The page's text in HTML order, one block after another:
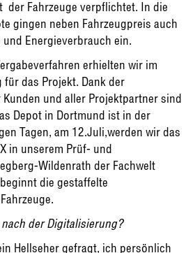
der Fahrzeuge verpflichtet. In die
gingen neben Fahrzeugpreis auch
Energieverbrauch ein.
erhielten wir im
für das Projekt. Dank der
und aller Projektpartner sind
Depot in Dortmund ist in der
Tagen, am 12.Juli,werden wir das
in unserem Prüf- und
Wildenrath der Fachwelt
die gestaffelte
der Digitalisierung?
Hellseher gefragt, ich persönlich